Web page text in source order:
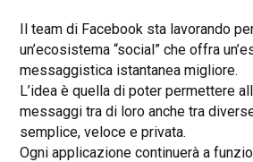
Il team di Facebook sta lavorando
un’ecosistema “social” che offra
messaggistica istantanea migliore.
L’idea è quella di poter permettere
messaggi tra di loro anche tra
semplice, veloce e privata.
Ogni applicazione continuerà a